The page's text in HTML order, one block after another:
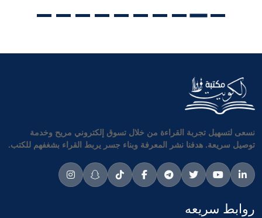
نسعى لتسهيل تجربة القراءة من خلال تسوق إلكتروني مريح وخدمة
توصيل سريعة. هدفنا نشر المعرفة وبناء جسر يربط القراء بشغفهم للكتب.
روابط سريعه